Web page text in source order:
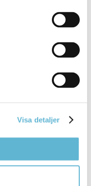
Visa detaljer